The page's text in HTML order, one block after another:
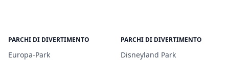
PARCHI DI DIVERTIMENTO
Europa-Park
PARCHI DI DIVERTIMENTO
Disneyland Park